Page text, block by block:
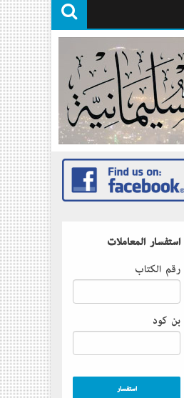
استفسار المعاملات
رقم الكتاب
بن كود